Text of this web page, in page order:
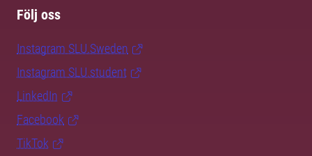
Följ oss
Instagram SLU.Sweden
Instagram SLU.student
LinkedIn
Facebook
TikTok